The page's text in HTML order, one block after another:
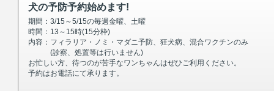
犬の予防予約始めます!
期間：3/15～5/15の毎週金曜、土曜
時間：13～15時(15分枠)
内容：フィラリア・ノミ・マダニ予防、狂犬病、混合ワクチンのみ
(診察、処置等は行いません)
お忙しい方、待つのが苦手なワンちゃんはぜひご利用ください。
予約はお電話にて承ります。